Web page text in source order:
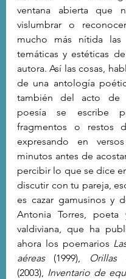
ventana abierta que
vislumbrar o
mucho más nítida las
temáticas y estéticas
autora. Así las cosas,
de una antología
también del acto de
poesía se escribe
fragmentos o restos
expresando en
minutos antes de
percibir lo que se dice
discutir con tu pareja,
es cazar gamusinos y
Antonia Torres, poeta
valdiviana, que ha
ahora los poemarios
aéreas (1999),
(2003),
Inventario de